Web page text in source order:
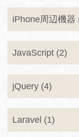
iPhone周辺機器
JavaScript (2)
jQuery (4)
Laravel (1)